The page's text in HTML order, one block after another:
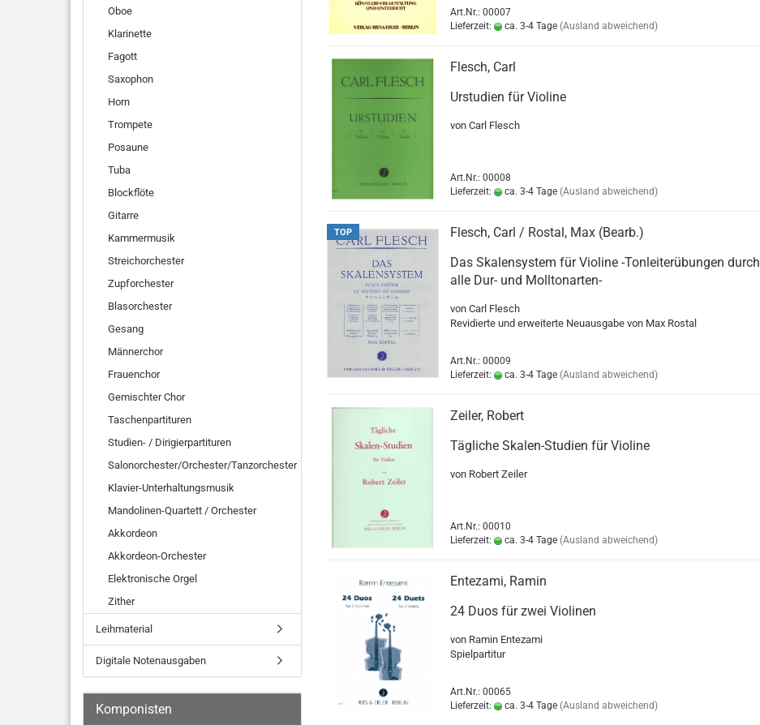
Art.Nr.: 00007
Lieferzeit:
ca. 3-4 Tage (Ausland abweichend)
Flesch, Carl
Urstudien für Violine
von Carl Flesch
Art.Nr.: 00008
Lieferzeit:
ca. 3-4 Tage (Ausland abweichend)
TOP
Flesch, Carl / Rostal, Max (Bearb.)
Das Skalensystem für Violine -Tonleiterübungen durch
alle Dur- und Molltonarten-
von Carl Flesch
Revidierte und erweiterte Neuausgabe von Max Rostal
Art.Nr.: 00009
Lieferzeit:
ca. 3-4 Tage (Ausland abweichend)
Zeiler, Robert
Tägliche Skalen-Studien für Violine
von Robert Zeiler
Art.Nr.: 00010
Lieferzeit:
ca. 3-4 Tage (Ausland abweichend)
Entezami, Ramin
24 Duos für zwei Violinen
von Ramin Entezami
Spielpartitur
Art.Nr.: 00065
Lieferzeit:
ca. 3-4 Tage (Ausland abweichend)
Oboe
Klarinette
Fagott
Saxophon
Horn
Trompete
Posaune
Tuba
Blockflöte
Gitarre
Kammermusik
Streichorchester
Zupforchester
Blasorchester
Gesang
Männerchor
Frauenchor
Gemischter Chor
Taschenpartituren
Studien- / Dirigierpartituren
Salonorchester/Orchester/Tanzorchester
Klavier-Unterhaltungsmusik
Mandolinen-Quartett / Orchester
Akkordeon
Akkordeon-Orchester
Elektronische Orgel
Zither
Leihmaterial
Digitale Notenausgaben
Komponisten